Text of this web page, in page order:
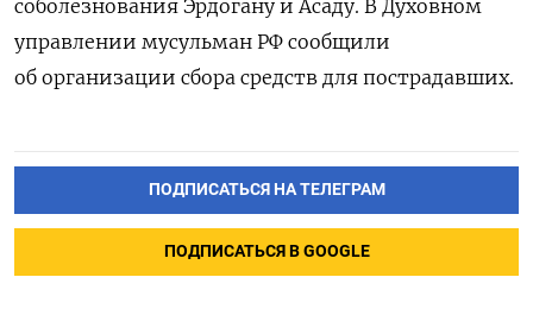
соболезнования Эрдогану и Асаду. В Духовном
управлении мусульман РФ сообщили
об организации сбора средств для пострадавших.
ПОДПИСАТЬСЯ НА ТЕЛЕГРАМ
ПОДПИСАТЬСЯ В GOOGLE